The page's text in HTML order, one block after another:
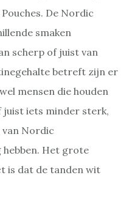
De Nordic
smaken
scherp of juist van
betreft zijn er
mensen die houden
iets minder sterk,
Nordic
hebben. Het grote
is dat de tanden wit